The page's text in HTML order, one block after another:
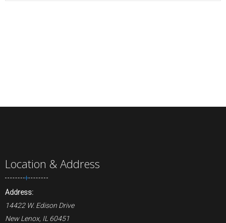
Location & Address
Address:
14422 W. Edison Drive
New Lenox, IL 60451